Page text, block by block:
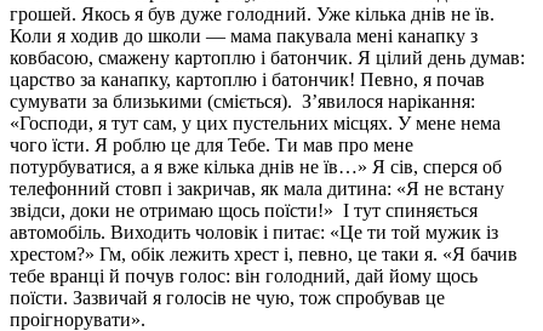
грошей. Якось я був дуже голодний. Уже кілька днів не їв.
Коли я ходив до школи — мама пакувала мені канапку з
ковбасою, смажену картоплю і батончик. Я цілий день думав:
царство за канапку, картоплю і батончик! Певно, я почав
сумувати за близькими (сміється). З’явилося нарікання:
«Господи, я тут сам, у цих пустельних місцях. У мене нема
чого їсти. Я роблю це для Тебе. Ти мав про мене
потурбуватися, а я вже кілька днів не їв…» Я сів, сперся об
телефонний стовп і закричав, як мала дитина: «Я не встану
звідси, доки не отримаю щось поїсти!» І тут спиняється
автомобіль. Виходить чоловік і питає: «Це ти той мужик із
хрестом?» Гм, обік лежить хрест і, певно, це таки я. «Я бачив
тебе вранці й почув голос: він голодний, дай йому щось
поїсти. Зазвичай я голосів не чую, тож спробував це
проігнорувати».